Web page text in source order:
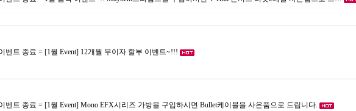
벤트 종료 = [1월 Event] 12개월 무이자 할부 이벤트~!!!
벤트 종료 = [1월 Event] Mono EFX시리즈 가방을 구입하시면 Bullet케이블을 사은품으로 드립니다.